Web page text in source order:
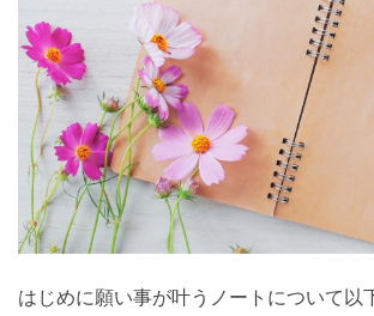
はじめに願い事が叶うノートについて以